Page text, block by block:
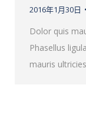
2016年1月30日
Dolor quis
Phasellus
mauris